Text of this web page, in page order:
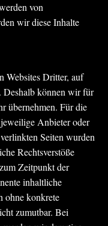
von
wir diese Inhalte
Websites Dritter, auf
Deshalb können wir für
übernehmen. Für die
Anbieter oder
Seiten wurden
Rechtsverstöße
Zeitpunkt der
inhaltliche
ohne konkrete
zumutbar. Bei